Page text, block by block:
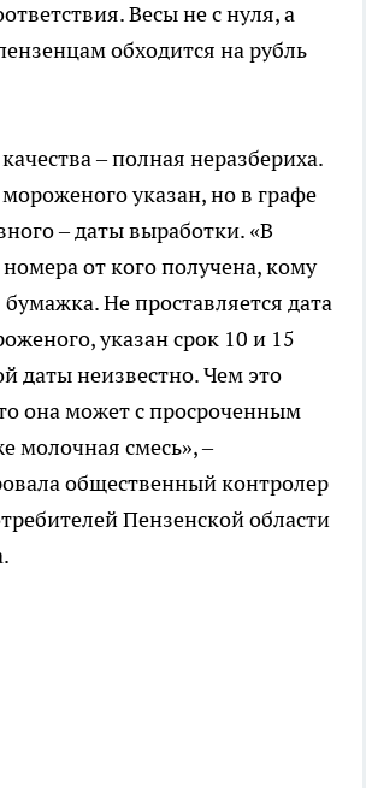
Весы не с нуля, а
обходится на рубль
– полная неразбериха.
указан, но в графе
– даты выработки. «В
от кого получена, кому
Не проставляется дата
указан срок 10 и 15
даты неизвестно. Чем это
она может с просроченным
молочная смесь», –
общественный контролер
Пензенской области